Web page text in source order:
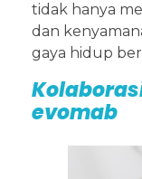
tidak hanya
dan
gaya hidup
evomab